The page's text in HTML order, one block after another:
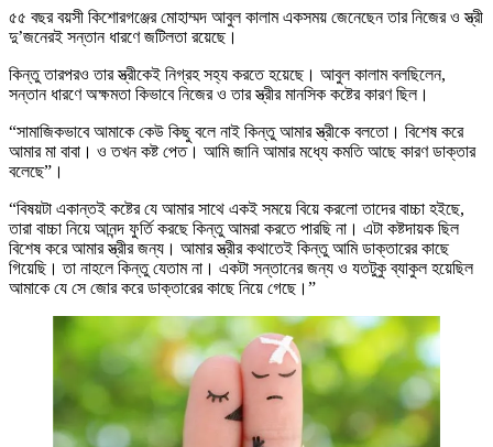
৫৫ বছর বয়সী কিশোরগঞ্জের মোহাম্মদ আবুল কালাম একসময় জেনেছেন তার নিজের ও স্ত্রী
দু’জনেরই সন্তান ধারণে জটিলতা রয়েছে।
কিন্তু তারপরও তার স্ত্রীকেই নিগ্রহ সহ্য করতে হয়েছে। আবুল কালাম বলছিলেন,
সন্তান ধারণে অক্ষমতা কিভাবে নিজের ও তার স্ত্রীর মানসিক কষ্টের কারণ ছিল।
“সামাজিকভাবে আমাকে কেউ কিছু বলে নাই কিন্তু আমার স্ত্রীকে বলতো। বিশেষ করে
আমার মা বাবা। ও তখন কষ্ট পেত। আমি জানি আমার মধ্যে কমতি আছে কারণ ডাক্তার
বলেছে”।
“বিষয়টা একান্তই কষ্টের যে আমার সাথে একই সময়ে বিয়ে করলো তাদের বাচ্চা হইছে,
তারা বাচ্চা নিয়ে আনন্দ ফুর্তি করছে কিন্তু আমরা করতে পারছি না। এটা কষ্টদায়ক ছিল
বিশেষ করে আমার স্ত্রীর জন্য। আমার স্ত্রীর কথাতেই কিন্তু আমি ডাক্তারের কাছে
গিয়েছি। তা নাহলে কিন্তু যেতাম না। একটা সন্তানের জন্য ও যতটুকু ব্যাকুল হয়েছিল
আমাকে যে সে জোর করে ডাক্তারের কাছে নিয়ে গেছে।”